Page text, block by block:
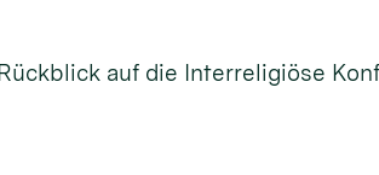
auf die Interreligiöse